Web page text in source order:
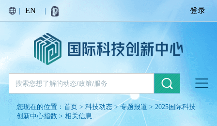
| EN | 登录
您现在的位置：首页 >科技动态>专题报道 > 2025国际科技
创新中心指数 >相关信息